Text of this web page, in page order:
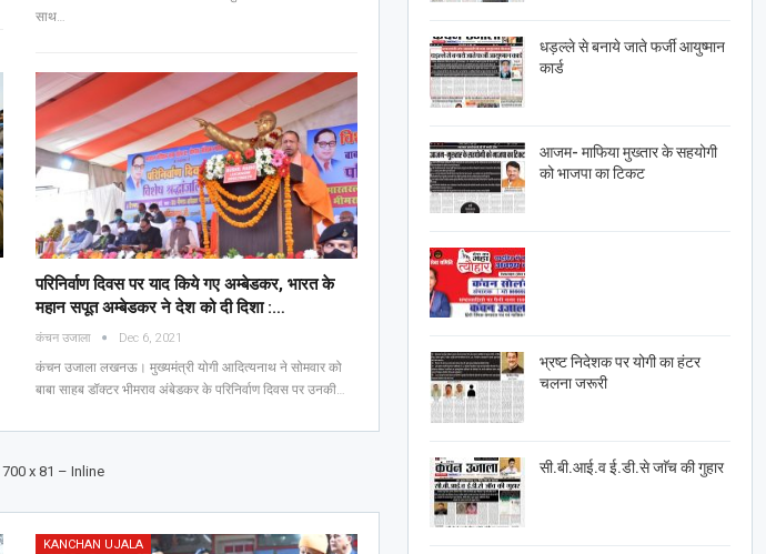
साथ…
परिनिर्वाण दिवस पर याद किये गए अम्बेडकर, भारत के
महान सपूत अम्बेडकर ने देश को दी दिशा :…
कंचन उजाला Dec 6, 2021
कंचन उजाला लखनऊ। मुख्यमंत्री योगी आदित्यनाथ ने सोमवार को
बाबा साहब डॉक्टर भीमराव अंबेडकर के परिनिर्वाण दिवस पर उनकी…
KANCHAN UJALA
धड़ल्ले से बनाये जाते फर्जी आयुष्मान
कार्ड
आजम- माफिया मुख्तार के सहयोगी
को भाजपा का टिकट
भ्रष्ट निदेशक पर योगी का हंटर
चलना जरूरी
सी.बी.आई.व ई.डी.से जाॅच की गुहार